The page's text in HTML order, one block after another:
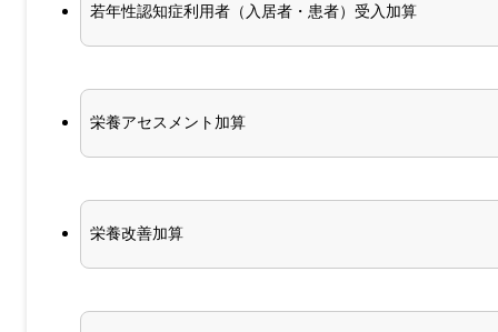
若年性認知症利用者（入居者・患者）受入加算
栄養アセスメント加算
栄養改善加算